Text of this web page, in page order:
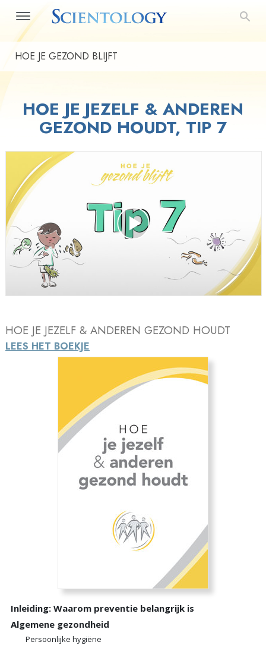
HOE JE GEZOND BLIJFT
HOE JE JEZELF & ANDEREN
GEZOND HOUDT, TIP 7
Play
Video
HOE JE JEZELF & ANDEREN GEZOND HOUDT
LEES HET BOEKJE
Inleiding: Waarom preventie belangrijk is
Algemene gezondheid
Persoonlijke hygiëne